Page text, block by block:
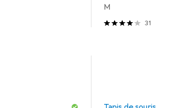
M
31